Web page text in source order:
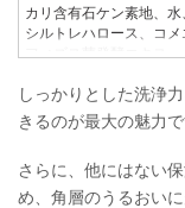
カリ含有石ケン素地、
シルトレハロース、コ
ノキシエタノール、メ
しっかりとした洗浄
きるのが最大の魅力で
さらに、他にはない
め、角層のうるおい